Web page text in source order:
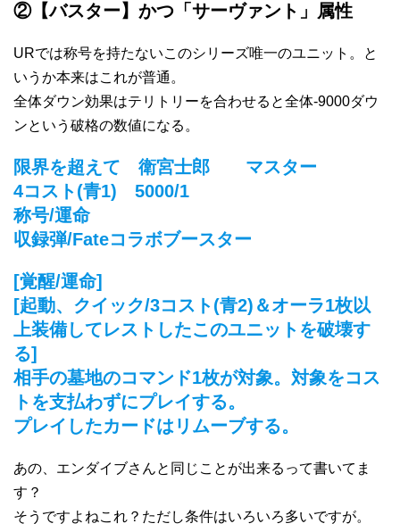
②【バスター】かつ「サーヴァント」属性
URでは称号を持たないこのシリーズ唯一のユニット。と
いうか本来はこれが普通。
全体ダウン効果はテリトリーを合わせると全体-9000ダウ
ンという破格の数値になる。
限界を超えて 衛宮士郎 マスター
4コスト(青1) 5000/1
称号/運命
収録弾/Fateコラボブースター
[覚醒/運命]
[起動、クイック/3コスト(青2)＆オーラ1枚以
上装備してレストしたこのユニットを破壊す
る]
相手の墓地のコマンド1枚が対象。対象をコス
トを支払わずにプレイする。
プレイしたカードはリムーブする。
あの、エンダイブさんと同じことが出来るって書いてま
す？
そうですよねこれ？ただし条件はいろいろ多いですが。